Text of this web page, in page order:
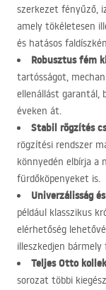
szerkezet fényűző,
amely tökéletesen
és hatásos
Robusztus fém
tartósságot,
ellenállást garantál,
éveken át.
Stabil rögzítés
rögzítési rendszer
könnyedén elbírja a
fürdőköpenyeket is.
Univerzálisság
például klasszikus
elérhetőség
illeszkedjen
Teljes Otto
sorozat többi